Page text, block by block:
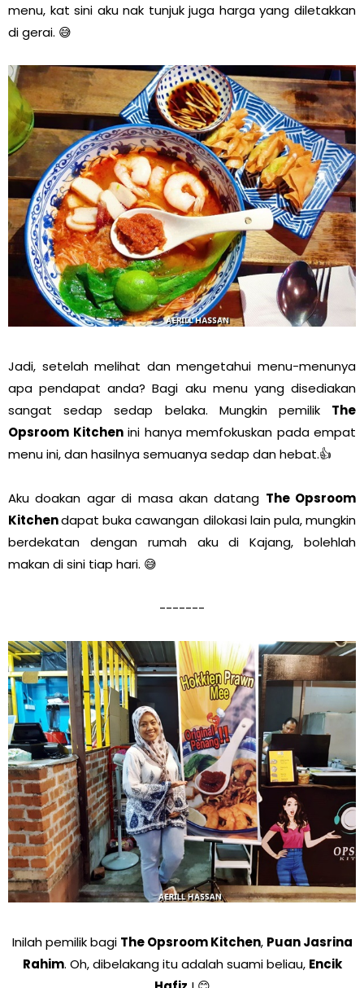
menu, kat sini aku nak tunjuk juga harga yang diletakkan
di gerai. 😅
Jadi, setelah melihat dan mengetahui menu-menunya
apa pendapat anda? Bagi aku menu yang disediakan
sangat sedap sedap belaka. Mungkin pemilik The
Opsroom Kitchenini hanya memfokuskan pada empat
menu ini, dan hasilnya semuanya sedap dan hebat.👍
Aku doakan agar di masa akan datang The Opsroom
Kitchendapat buka cawangan dilokasi lain pula, mungkin
berdekatan dengan rumah aku di Kajang, bolehlah
makan di sini tiap hari. 😅
-------
Inilah pemilik bagi The Opsroom Kitchen, Puan Jasrina
Rahim. Oh, dibelakang itu adalah suami beliau, Encik